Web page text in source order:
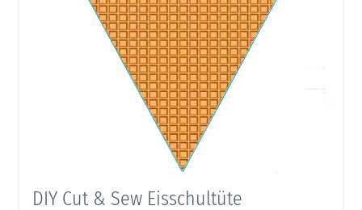
DIY Cut & Sew Eisschultüte